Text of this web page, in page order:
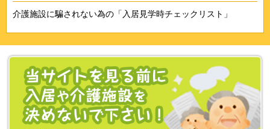
介護施設に騙されない為の「入居見学時チェックリスト」